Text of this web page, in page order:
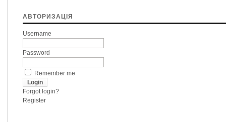
АВТОРИЗАЦІЯ
Username
Password
Remember me
Forgot login?
Register